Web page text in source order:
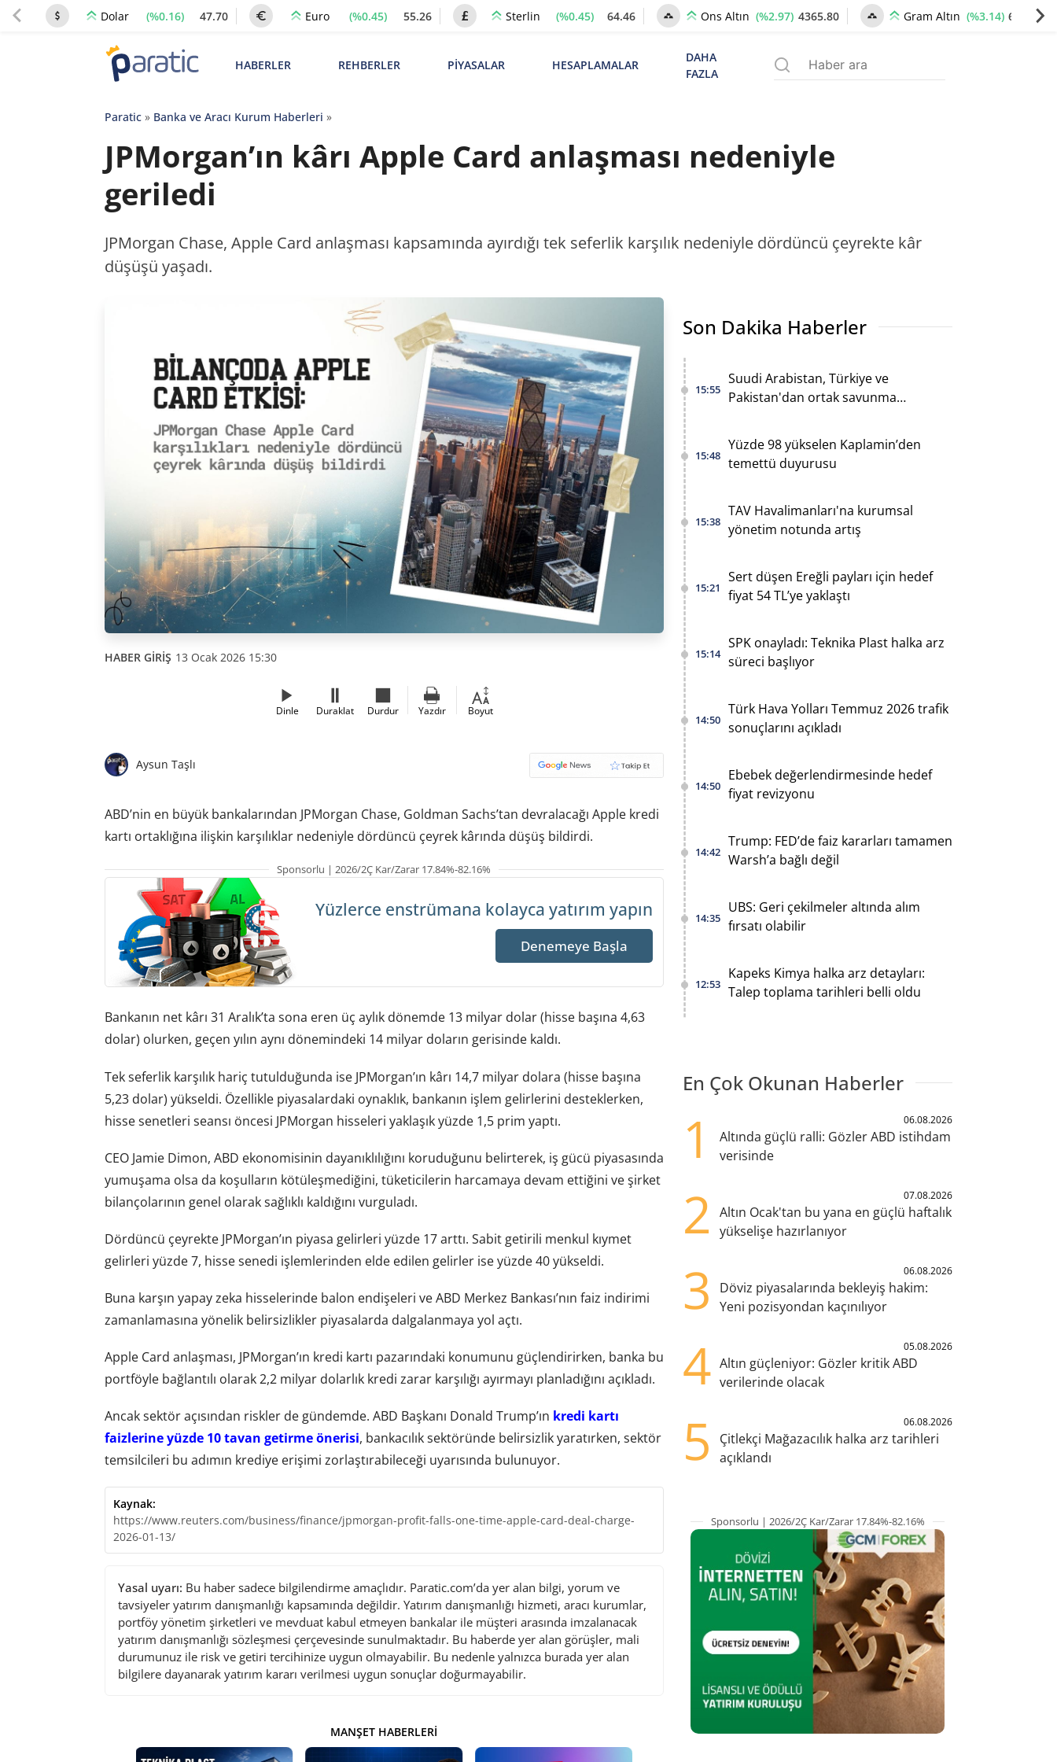
Dolar (%0.16) 47.70 Euro (%0.45) 55.26 Sterlin (%0.45) 64.46 Ons Altın (%2.97) 4365.80 Gram Altın (%3.14) 6696.20
HABERLER REHBERLER PİYASALAR HESAPLAMALAR
DAHA
FAZLA
Paratic» Banka ve Aracı Kurum Haberleri »
JPMorgan’ın kârı Apple Card anlaşması nedeniyle
geriledi
JPMorgan Chase, Apple Card anlaşması kapsamında ayırdığı tek seferlik karşılık nedeniyle dördüncü çeyrekte kâr
düşüşü yaşadı.
HABER GİRİŞ 13 Ocak 2026 15:30
Dinle Duraklat Durdur Yazdır Boyut
Aysun Taşlı
ABD’nin en büyük bankalarından JPMorgan Chase, Goldman Sachs’tan devralacağı Apple kredi
kartı ortaklığına ilişkin karşılıklar nedeniyle dördüncü çeyrek kârında düşüş bildirdi.
Sponsorlu | 2026/2Ç Kar/Zarar 17.84%-82.16%
Yüzlerce enstrümana kolayca yatırım yapın
Denemeye Başla
Bankanın net kârı 31 Aralık’ta sona eren üç aylık dönemde 13 milyar dolar (hisse başına 4,63
dolar) olurken, geçen yılın aynı dönemindeki 14 milyar doların gerisinde kaldı.
Tek seferlik karşılık hariç tutulduğunda ise JPMorgan’ın kârı 14,7 milyar dolara (hisse başına
5,23 dolar) yükseldi. Özellikle piyasalardaki oynaklık, bankanın işlem gelirlerini desteklerken,
hisse senetleri seansı öncesi JPMorgan hisseleri yaklaşık yüzde 1,5 prim yaptı.
CEO Jamie Dimon, ABD ekonomisinin dayanıklılığını koruduğunu belirterek, iş gücü piyasasında
yumuşama olsa da koşulların kötüleşmediğini, tüketicilerin harcamaya devam ettiğini ve şirket
bilançolarının genel olarak sağlıklı kaldığını vurguladı.
Dördüncü çeyrekte JPMorgan’ın piyasa gelirleri yüzde 17 arttı. Sabit getirili menkul kıymet
gelirleri yüzde 7, hisse senedi işlemlerinden elde edilen gelirler ise yüzde 40 yükseldi.
Buna karşın yapay zeka hisselerinde balon endişeleri ve ABD Merkez Bankası’nın faiz indirimi
zamanlamasına yönelik belirsizlikler piyasalarda dalgalanmaya yol açtı.
Apple Card anlaşması, JPMorgan’ın kredi kartı pazarındaki konumunu güçlendirirken, banka bu
portföyle bağlantılı olarak 2,2 milyar dolarlık kredi zarar karşılığı ayırmayı planladığını açıkladı.
Ancak sektör açısından riskler de gündemde. ABD Başkanı Donald Trump’ın kredi kartı
faizlerine yüzde 10 tavan getirme önerisi, bankacılık sektöründe belirsizlik yaratırken, sektör
temsilcileri bu adımın krediye erişimi zorlaştırabileceği uyarısında bulunuyor.
Kaynak:
https://www.reuters.com/business/finance/jpmorgan-profit-falls-one-time-apple-card-deal-charge-
2026-01-13/
Yasal uyarı: Bu haber sadece bilgilendirme amaçlıdır. Paratic.com’da yer alan bilgi, yorum ve
tavsiyeler yatırım danışmanlığı kapsamında değildir. Yatırım danışmanlığı hizmeti, aracı kurumlar,
portföy yönetim şirketleri ve mevduat kabul etmeyen bankalar ile müşteri arasında imzalanacak
yatırım danışmanlığı sözleşmesi çerçevesinde sunulmaktadır. Bu haberde yer alan görüşler, mali
durumunuz ile risk ve getiri tercihinize uygun olmayabilir. Bu nedenle yalnızca burada yer alan
bilgilere dayanarak yatırım kararı verilmesi uygun sonuçlar doğurmayabilir.
MANŞET HABERLERI
Son Dakika Haberler
15:55
Suudi Arabistan, Türkiye ve
Pakistan'dan ortak savunma
15:48
Yüzde 98 yükselen Kaplamin’den
temettü duyurusu
15:38
TAV Havalimanları'na kurumsal
yönetim notunda artış
15:21
Sert düşen Ereğli payları için hedef
fiyat 54 TL’ye yaklaştı
15:14
SPK onayladı: Teknika Plast halka arz
süreci başlıyor
14:50
Türk Hava Yolları Temmuz 2026 trafik
sonuçlarını açıkladı
14:50
Ebebek değerlendirmesinde hedef
fiyat revizyonu
14:42
Trump: FED’de faiz kararları tamamen
Warsh’a bağlı değil
14:35
UBS: Geri çekilmeler altında alım
fırsatı olabilir
12:53
Kapeks Kimya halka arz detayları:
Talep toplama tarihleri belli oldu
En Çok Okunan Haberler
1 06.08.2026
Altında güçlü ralli: Gözler ABD istihdam
verisinde
2 07.08.2026
Altın Ocak'tan bu yana en güçlü haftalık
yükselişe hazırlanıyor
3 06.08.2026
Döviz piyasalarında bekleyiş hakim:
Yeni pozisyondan kaçınılıyor
4 05.08.2026
Altın güçleniyor: Gözler kritik ABD
verilerinde olacak
5 06.08.2026
Çitlekçi Mağazacılık halka arz tarihleri
açıklandı
Sponsorlu | 2026/2Ç Kar/Zarar 17.84%-82.16%